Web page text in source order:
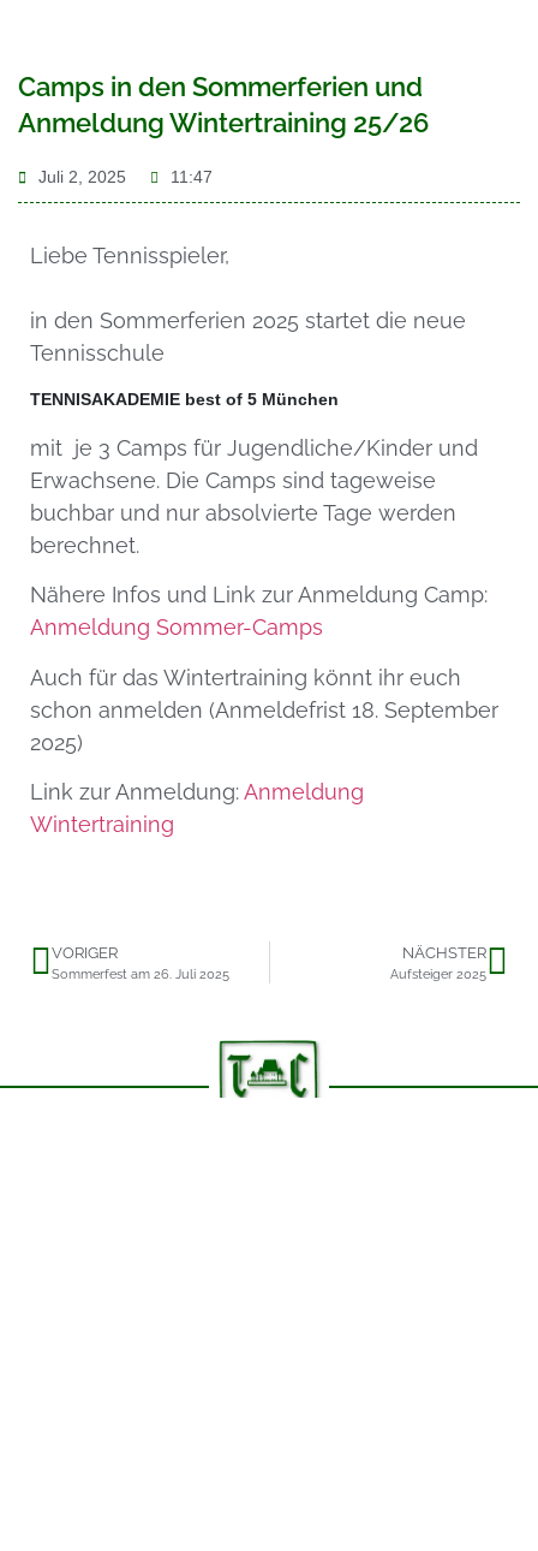
Camps in den Sommerferien und
Anmeldung Wintertraining 25/26
Juli 2, 2025 11:47
Liebe Tennisspieler,
in den Sommerferien 2025 startet die neue
Tennisschule
TENNISAKADEMIE best of 5 München
mit je 3 Camps für Jugendliche/Kinder und
Erwachsene. Die Camps sind tageweise
buchbar und nur absolvierte Tage werden
berechnet.
Nähere Infos und Link zur Anmeldung Camp:
Anmeldung Sommer-Camps
Auch für das Wintertraining könnt ihr euch
schon anmelden (Anmeldefrist 18. September
2025)
Link zur Anmeldung:Anmeldung
Wintertraining
VORIGER
Sommerfest am 26. Juli 2025
NÄCHSTER
Aufsteiger 2025